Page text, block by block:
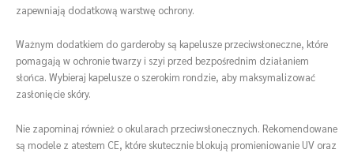
zapewniają dodatkową warstwę ochrony.
Ważnym dodatkiem do garderoby są kapelusze przeciwsłoneczne, które
pomagają w ochronie twarzy i szyi przed bezpośrednim działaniem
słońca. Wybieraj kapelusze o szerokim rondzie, aby maksymalizować
zasłonięcie skóry.
Nie zapominaj również o okularach przeciwsłonecznych. Rekomendowane
są modele z atestem CE, które skutecznie blokują promieniowanie UV oraz